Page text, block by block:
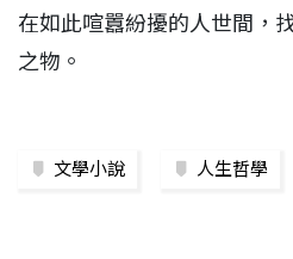
在如此喧囂紛擾的人世間，
之物。
文學小說 人生哲學